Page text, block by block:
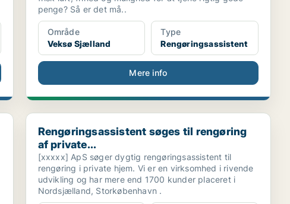
penge? Så er det må..
Område
Veksø Sjælland
Type
Rengøringsassistent
Mere info
Rengøringsassistent søges til rengøring af private...
Rengøringsassistent søges til rengøring
af private...
[xxxxx] ApS søger dygtig rengøringsassistent til
rengøring i private hjem. Vi er en virksomhed i rivende
udvikling og har mere end 1700 kunder placeret i
Nordsjælland, Storkøbenhavn .